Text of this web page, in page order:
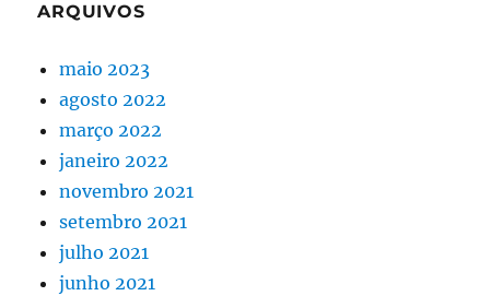
ARQUIVOS
maio 2023
agosto 2022
março 2022
janeiro 2022
novembro 2021
setembro 2021
julho 2021
junho 2021